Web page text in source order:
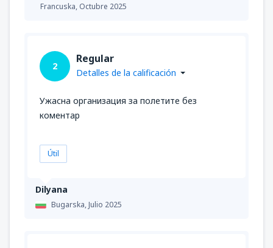
Francuska, Octubre 2025
Dilyana
Bugarska,Julio 2025
2
Regular
Detalles de la calificación
Ужасна организация за полетите без
коментар
Útil